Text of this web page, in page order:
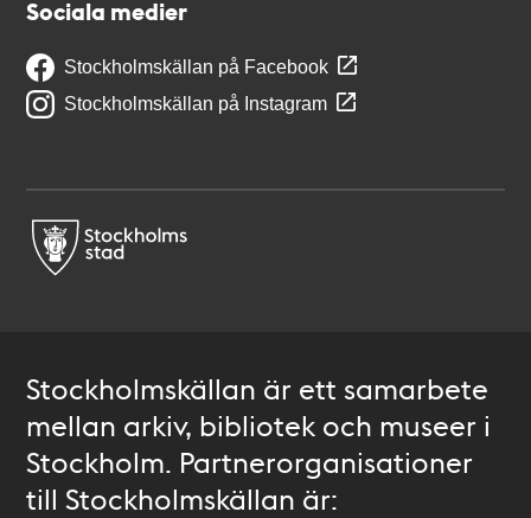
Sociala medier
Stockholmskällan på Facebook
Stockholmskällan på Instagram
Stockholmskällan är ett samarbete
mellan arkiv, bibliotek och museer i
Stockholm. Partnerorganisationer
till Stockholmskällan är: